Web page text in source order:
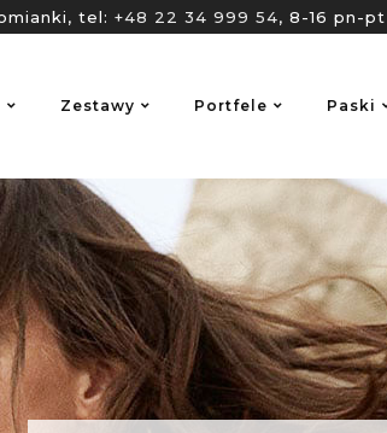
tel: +48 22 34 999 54, 8-16 pn-pt
Zestawy Portfele Paski